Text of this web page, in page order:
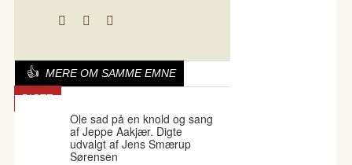
MERE OM SAMME EMNE
DIGTE
Ole sad på en knold og sang
af Jeppe Aakjær. Digte
udvalgt af Jens Smærup
Sørensen